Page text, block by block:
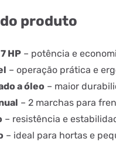
produto
HP – potência e
– operação prática e
a óleo – maior
– 2 marchas para
– resistência e
– ideal para hortas e